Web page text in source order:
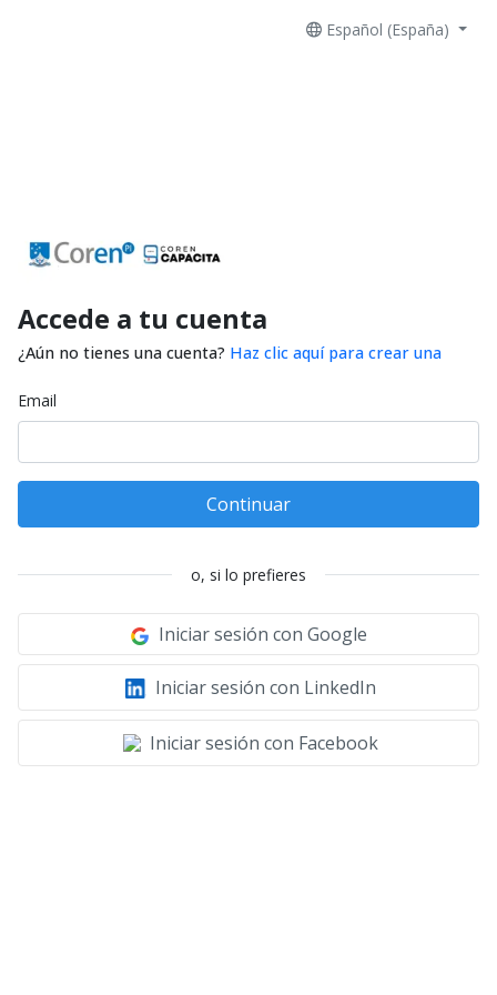
Español (España)
Accede a tu cuenta
¿Aún no tienes una cuenta? Haz clic aquí para crear una
Email
Continuar
o, si lo prefieres
Iniciar sesión con Google
Iniciar sesión con LinkedIn
Iniciar sesión con Facebook